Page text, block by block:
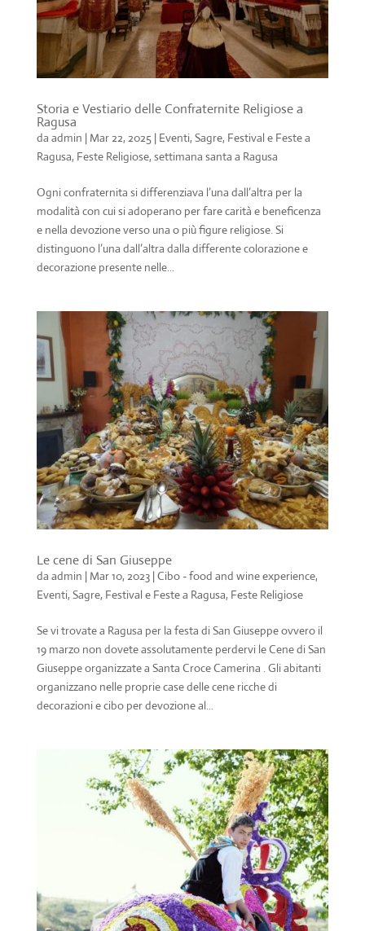
Storia e Vestiario delle Confraternite Religiose a
Ragusa
da admin | Mar 22, 2025| Eventi, Sagre, Festival e Feste a
Ragusa, Feste Religiose, settimana santa a Ragusa
Ogni confraternita si differenziava l’una dall’altra per la
modalità con cui si adoperano per fare carità e beneficenza
e nella devozione verso una o più figure religiose. Si
distinguono l’una dall’altra dalla differente colorazione e
decorazione presente nelle...
Le cene di San Giuseppe
da admin | Mar 10, 2023| Cibo - food and wine experience,
Eventi, Sagre, Festival e Feste a Ragusa, Feste Religiose
Se vi trovate a Ragusa per la festa di San Giuseppe ovvero il
19 marzo non dovete assolutamente perdervi le Cene di San
Giuseppe organizzate a Santa Croce Camerina . Gli abitanti
organizzano nelle proprie case delle cene ricche di
decorazioni e cibo per devozione al...